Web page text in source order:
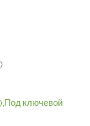
ключевой